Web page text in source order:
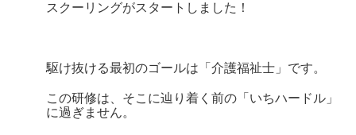
スクーリングがスタートしました！
駆け抜ける最初のゴールは「介護福祉士」です。
この研修は、そこに辿り着く前の「いちハードル」
に過ぎません。